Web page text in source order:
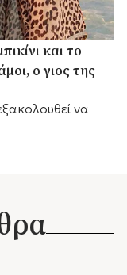
και το
ο γιος της
να